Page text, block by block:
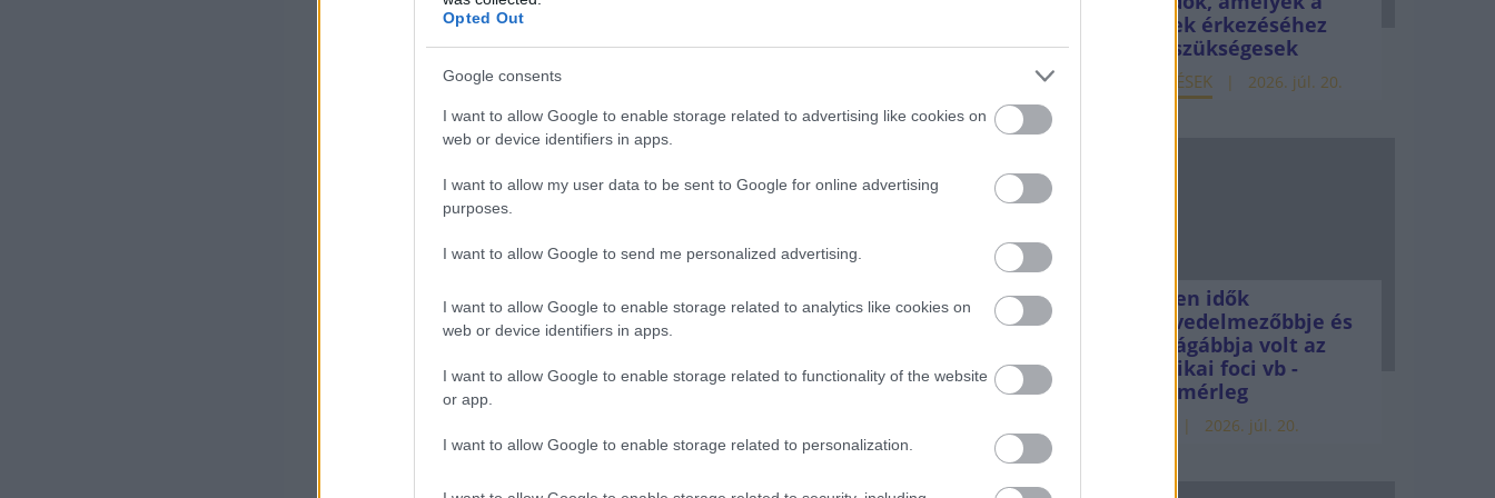
Opted Out
Google consents
I want to allow Google to enable storage related to advertising like cookies on
web or device identifiers in apps.
I want to allow my user data to be sent to Google for online advertising
purposes.
I want to allow Google to send me personalized advertising.
I want to allow Google to enable storage related to analytics like cookies on
web or device identifiers in apps.
I want to allow Google to enable storage related to functionality of the website
or app.
I want to allow Google to enable storage related to personalization.
oktatója végzett az élen, szintén 45
százalékos eredménnyel.
tagintézményeiből érkező legeredményesebb versenyzőket. A 7-8.
Általános Iskola tanulója, míg a 9-14. évfolyamos diákok mezőnyében az
NKE Óbudai Árpád Gimnázium tanulója kapott elismerést. A tanárok
között az Újpesti Szűcs Sándor Általános Iskola pedagógusa részesült
különdíjban.
Az Alapítvány a legeredményesebb versenyzők mellett a legtöbb aktív
pénzek érkezéséhez
még szükségesek
ELEMZÉSEK 2026. júl. 20.
Minden idők
legjövedelmezőbbje és
legdrágábbja volt az
amerikai foci vb -
gyorsmérleg
2026. júl. 20.